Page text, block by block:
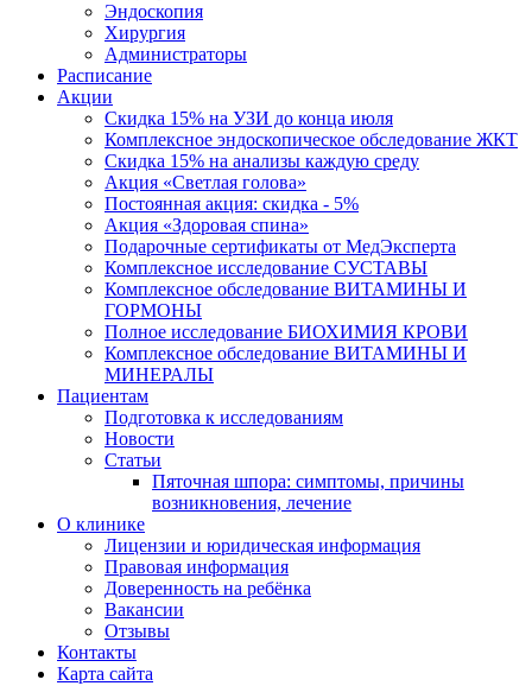
Эндоскопия
Хирургия
Администраторы
Расписание
Акции
Скидка 15% на УЗИ до конца июля
Комплексное эндоскопическое обследование ЖКТ
Скидка 15% на анализы каждую среду
Акция «Светлая голова»
Постоянная акция: скидка - 5%
Акция «Здоровая спина»
Подарочные сертификаты от МедЭксперта
Комплексное исследование СУСТАВЫ
Комплексное обследование ВИТАМИНЫ И
ГОРМОНЫ
Полное исследование БИОХИМИЯ КРОВИ
Комплексное обследование ВИТАМИНЫ И
МИНЕРАЛЫ
Пациентам
Подготовка к исследованиям
Новости
Статьи
Пяточная шпора: симптомы, причины
возникновения, лечение
О клинике
Лицензии и юридическая информация
Правовая информация
Доверенность на ребёнка
Вакансии
Отзывы
Контакты
Карта сайта